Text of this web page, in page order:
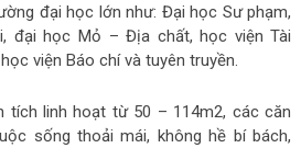
đại học lớn như: Đại học Sư phạm,
đại học Mỏ – Địa chất, học viện Tài
viện Báo chí và tuyên truyền.
tích linh hoạt từ 50 – 114m2, các căn
sống thoải mái, không hề bí bách,